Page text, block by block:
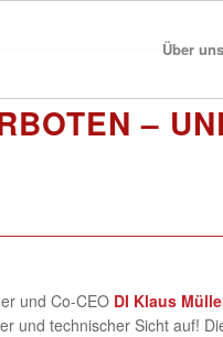
Über uns
–
und Co-CEO DI Klaus
und technischer Sicht auf!